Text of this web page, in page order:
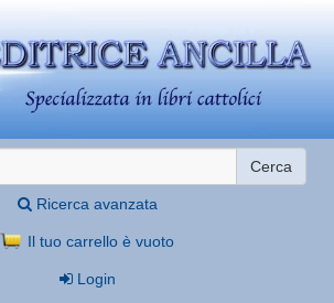
Cerca
Ricerca avanzata
Il tuo carrello è vuoto
Login